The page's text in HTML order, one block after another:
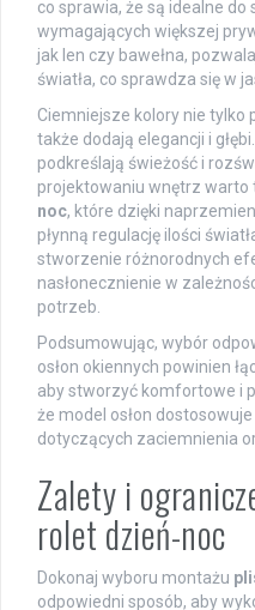
co sprawia, że są idealne do
wymagających większej
jak len czy bawełna,
światła, co sprawdza się w
Ciemniejsze kolory nie tylko
także dodają elegancji i
podkreślają świeżość i
projektowaniu wnętrz warto
noc, które dzięki
płynną regulację ilości
stworzenie różnorodnych
nasłonecznienie w
potrzeb.
Podsumowując, wybór
osłon okiennych powinien
aby stworzyć komfortowe i
że model osłon
dotyczących zaciemnienia
Zalety i
rolet dzień-noc
Dokonaj wyboru montażu
odpowiedni sposób, aby